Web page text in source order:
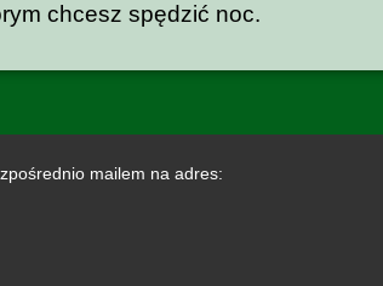
chcesz spędzić noc.
mailem na adres: